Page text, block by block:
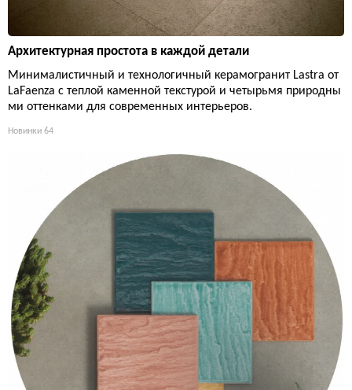
Архитектурная простота в каждой детали
Минималистичный и технологичный керамогранит Lastra от
LaFaenza с теплой каменной текстурой и четырьмя природны
ми оттенками для современных интерьеров.
Новинки 64